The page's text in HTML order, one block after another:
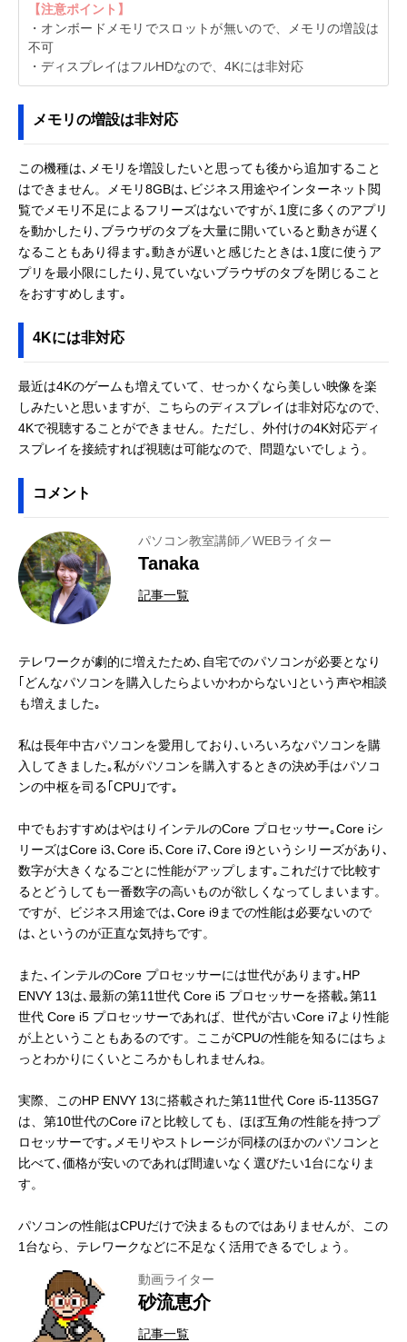
【注意ポイント】
・オンボードメモリでスロットが無いので、メモリの増設は
不可
・ディスプレイはフルHDなので、4Kには非対応
メモリの増設は非対応
この機種は､メモリを増設したいと思っても後から追加すること
はできません。メモリ8GBは､ビジネス用途やインターネット閲
覧でメモリ不足によるフリーズはないですが､1度に多くのアプリ
を動かしたり､ブラウザのタブを大量に開いていると動きが遅く
なることもあり得ます｡動きが遅いと感じたときは､1度に使うア
プリを最小限にしたり､見ていないブラウザのタブを閉じること
をおすすめします｡
4Kには非対応
最近は4Kのゲームも増えていて、せっかくなら美しい映像を楽
しみたいと思いますが、こちらのディスプレイは非対応なので、
4Kで視聴することができません。ただし、外付けの4K対応ディ
スプレイを接続すれば視聴は可能なので、問題ないでしょう。
コメント
パソコン教室講師／WEBライター
Tanaka
記事一覧
テレワークが劇的に増えたため､自宅でのパソコンが必要となり
｢どんなパソコンを購入したらよいかわからない｣という声や相談
も増えました｡
私は長年中古パソコンを愛用しており､いろいろなパソコンを購
入してきました｡私がパソコンを購入するときの決め手はパソコ
ンの中枢を司る｢CPU｣です｡
中でもおすすめはやはりインテルのCore プロセッサー｡Core iシ
リーズはCore i3､Core i5､Core i7､Core i9というシリーズがあり､
数字が大きくなるごとに性能がアップします｡これだけで比較す
るとどうしても一番数字の高いものが欲しくなってしまいます。
ですが、ビジネス用途では､Core i9までの性能は必要ないので
は､というのが正直な気持ちです。
また､インテルのCore プロセッサーには世代があります｡HP
ENVY 13は､最新の第11世代 Core i5 プロセッサーを搭載｡第11
世代 Core i5 プロセッサーであれば、世代が古いCore i7より性能
が上ということもあるのです。ここがCPUの性能を知るにはちょ
っとわかりにくいところかもしれませんね。
実際、このHP ENVY 13に搭載された第11世代 Core i5-1135G7
は、第10世代のCore i7と比較しても、ほぼ互角の性能を持つプ
ロセッサーです｡メモリやストレージが同様のほかのパソコンと
比べて､価格が安いのであれば間違いなく選びたい1台になりま
す。
パソコンの性能はCPUだけで決まるものではありませんが、この
1台なら、テレワークなどに不足なく活用できるでしょう。
動画ライター
砂流恵介
記事一覧